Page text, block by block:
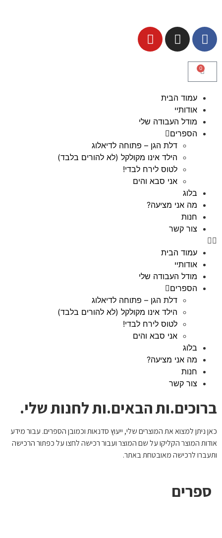
0
עמוד הבית
אודותיי
מודל העבודה שלי
הספרים
דלת הגן – פתוחה לדיאלוג
הילד אינו מקולקל (לא להורים בלבד)
לטוס לירח לבדי!
אני סבא והים
בלוג
מה אני מציעה?
חנות
צור קשר
עמוד הבית
אודותיי
מודל העבודה שלי
הספרים
דלת הגן – פתוחה לדיאלוג
הילד אינו מקולקל (לא להורים בלבד)
לטוס לירח לבדי!
אני סבא והים
בלוג
מה אני מציעה?
חנות
צור קשר
ברוכים.ות הבאים.ות לחנות שלי.
כאן ניתן למצוא את המוצרים שלי, ייעוץ סדנאות וכמובן הספרים. עבור מידע
אודות המוצר הקליקו על שם המוצר ועבור רכישה לחצו על כפתור הרכישה
ותעברו לרכישה מאובטחת באתר.
ספרים